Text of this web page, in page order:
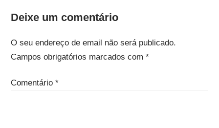
Deixe um comentário
O seu endereço de email não será publicado.
Campos obrigatórios marcados com *
Comentário *